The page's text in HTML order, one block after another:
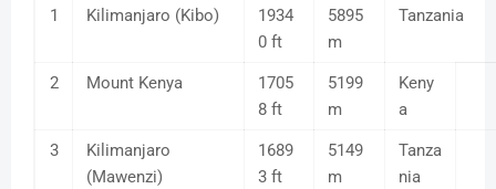
1 Kilimanjaro (Kibo)
1934
0 ft
5895
m
Tanzania
2 Mount Kenya
1705
8 ft
5199
m
Keny
a
3
Kilimanjaro
(Mawenzi)
1689
3 ft
5149
m
Tanza
nia